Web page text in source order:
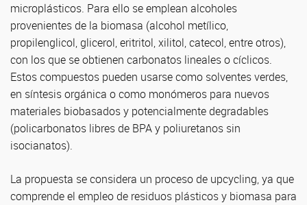
microplásticos. Para ello se emplean alcoholes
provenientes de la biomasa (alcohol metílico,
propilenglicol, glicerol, eritritol, xilitol, catecol, entre otros),
con los que se obtienen carbonatos lineales o cíclicos.
Estos compuestos pueden usarse como solventes verdes,
en síntesis orgánica o como monómeros para nuevos
materiales biobasados y potencialmente degradables
(policarbonatos libres de BPA y poliuretanos sin
isocianatos).
La propuesta se considera un proceso de upcycling, ya que
comprende el empleo de residuos plásticos y biomasa para